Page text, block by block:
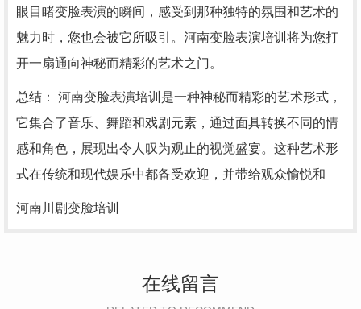
眼目睹变脸表演的瞬间，感受到那种独特的氛围和艺术的
魅力时，您也会被它所吸引。河南变脸表演培训将为您打
开一扇通向神秘而精彩的艺术之门。
总结： 河南变脸表演培训是一种神秘而精彩的艺术形式，
它集合了音乐、舞蹈和戏剧元素，通过面具转换不同的情
感和角色，展现出令人叹为观止的视觉盛宴。这种艺术形
式在传统和现代娱乐中都备受欢迎，并带给观众愉悦和
河南川剧变脸培训
在线留言